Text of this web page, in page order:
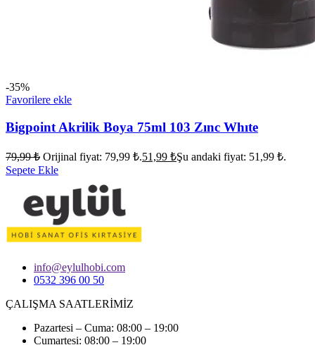
-35%
Favorilere ekle
Bigpoint Akrilik Boya 75ml 103 Zınc Whıte
79,99₺ Orijinal fiyat: 79,99 ₺.51,99 ₺Şu andaki fiyat: 51,99 ₺.
Sepete Ekle
info@eylulhobi.com
0532 396 00 50
ÇALIŞMA SAATLERİMİZ
Pazartesi – Cuma: 08:00 – 19:00
Cumartesi: 08:00 – 19:00